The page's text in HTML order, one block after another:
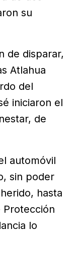
su
de disparar,
Atlahua
del
iniciaron el
de
automóvil
sin poder
hasta
Protección
lo